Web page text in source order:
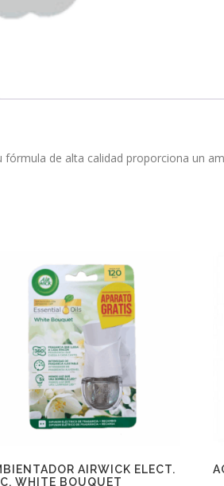
de alta calidad proporciona un
AIRWICK ELECT.
WHITE BOUQUET